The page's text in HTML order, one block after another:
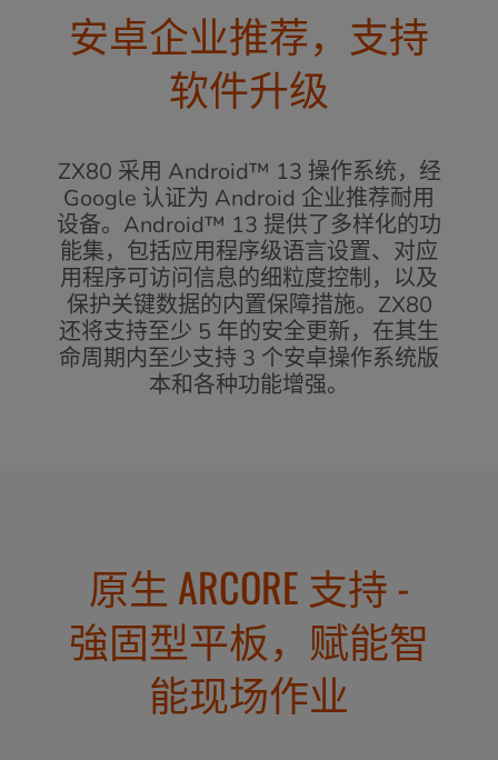
安卓企业推荐，支持
软件升级
ZX80 采用 Android™ 13 操作系统，经
Google 认证为 Android 企业推荐耐用
设备。Android™ 13 提供了多样化的功
能集，包括应用程序级语言设置、对应
用程序可访问信息的细粒度控制，以及
保护关键数据的内置保障措施。ZX80
还将支持至少 5 年的安全更新，在其生
命周期内至少支持 3 个安卓操作系统版
本和各种功能增强。
原生 ARCORE 支持 -
強固型平板，赋能智
能现场作业